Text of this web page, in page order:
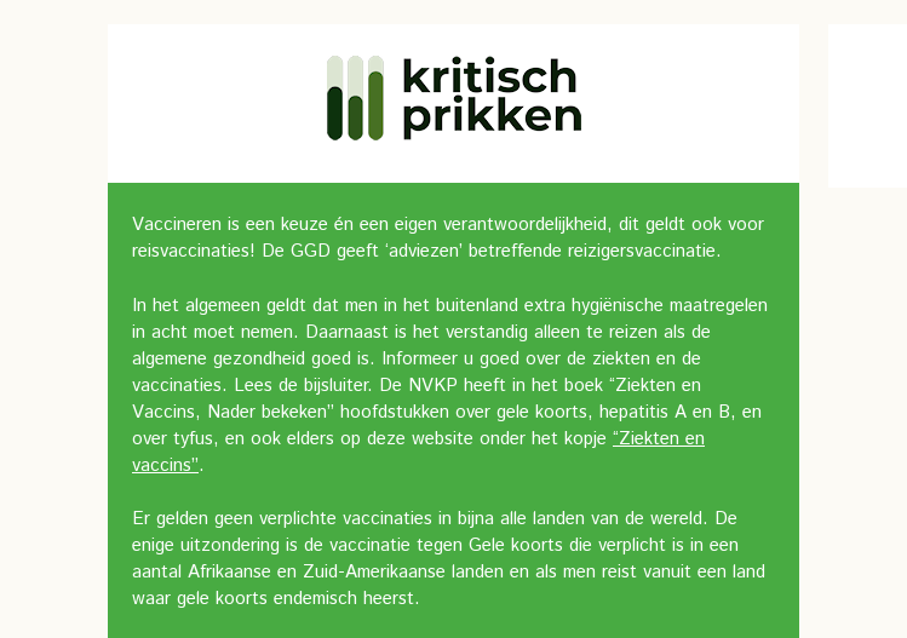
Vaccineren is een keuze én een eigen verantwoordelijkheid, dit geldt ook voor
reisvaccinaties! De GGD geeft ‘adviezen’ betreffende reizigersvaccinatie.
In het algemeen geldt dat men in het buitenland extra hygiënische maatregelen
in acht moet nemen. Daarnaast is het verstandig alleen te reizen als de
algemene gezondheid goed is. Informeer u goed over de ziekten en de
vaccinaties. Lees de bijsluiter. De NVKP heeft in het boek “Ziekten en
Vaccins, Nader bekeken” hoofdstukken over gele koorts, hepatitis A en B, en
over tyfus, en ook elders op deze website onder het kopje “Ziekten en
vaccins”.
Er gelden geen verplichte vaccinaties in bijna alle landen van de wereld. De
enige uitzondering is de vaccinatie tegen Gele koorts die verplicht is in een
aantal Afrikaanse en Zuid-Amerikaanse landen en als men reist vanuit een land
waar gele koorts endemisch heerst.